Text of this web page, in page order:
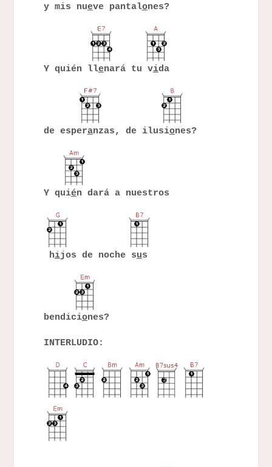
y mis nueve pantalones?
Y quién llenará tu vida
de esperanzas, de ilusiones?
Y quién dará a nuestros
hijos de noche sus
bendiciones?
INTERLUDIO: